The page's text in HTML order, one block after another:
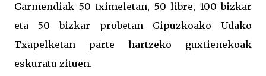
Garmendiak 50 tximeletan, 50 libre, 100 bizkar
eta 50 bizkar probetan Gipuzkoako Udako
Txapelketan parte hartzeko guxtienekoak
eskuratu zituen.